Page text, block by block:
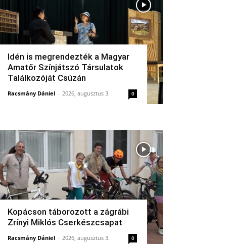
Idén is megrendezték a Magyar
Amatőr Színjátszó Társulatok
Találkozóját Csúzán
Racsmány Dániel - 2026, augusztus 3. 0
Kopácson táborozott a zágrábi
Zrínyi Miklós Cserkészcsapat
Racsmány Dániel - 2026, augusztus 3. 0